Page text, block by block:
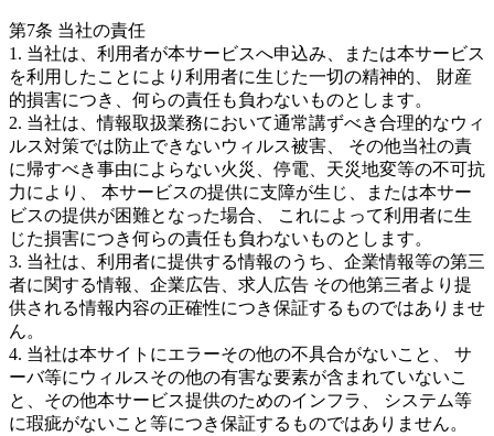
第7条 当社の責任
1. 当社は、利用者が本サービスへ申込み、または本サービス
を利用したことにより利用者に生じた一切の精神的、 財産
的損害につき、何らの責任も負わないものとします。
2. 当社は、情報取扱業務において通常講ずべき合理的なウィ
ルス対策では防止できないウィルス被害、 その他当社の責
に帰すべき事由によらない火災、停電、天災地変等の不可抗
力により、 本サービスの提供に支障が生じ、または本サー
ビスの提供が困難となった場合、 これによって利用者に生
じた損害につき何らの責任も負わないものとします。
3. 当社は、利用者に提供する情報のうち、企業情報等の第三
者に関する情報、企業広告、求人広告 その他第三者より提
供される情報内容の正確性につき保証するものではありませ
ん。
4. 当社は本サイトにエラーその他の不具合がないこと、 サ
ーバ等にウィルスその他の有害な要素が含まれていないこ
と、その他本サービス提供のためのインフラ、 システム等
に瑕疵がないこと等につき保証するものではありません。